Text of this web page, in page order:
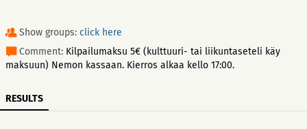
Show groups: click here
Comment: Kilpailumaksu 5€ (kulttuuri- tai liikuntaseteli käy
maksuun) Nemon kassaan. Kierros alkaa kello 17:00.
RESULTS